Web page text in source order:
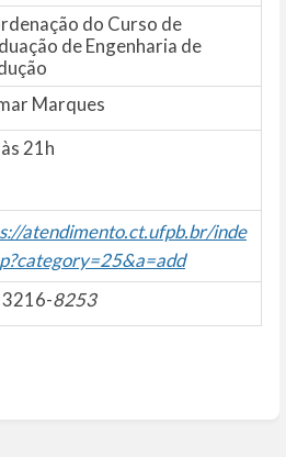
do Curso de
de Engenharia de
Marques
21h
atendimento.ct.ufpb.br/inde
3216-8253